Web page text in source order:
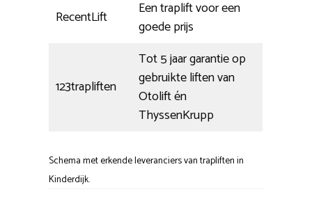
RecentLift
Een traplift voor een
goede prijs
123trapliften
Tot 5 jaar garantie op
gebruikte liften van
Otolift én
ThyssenKrupp
Schema met erkende leveranciers van trapliften in
Kinderdijk.